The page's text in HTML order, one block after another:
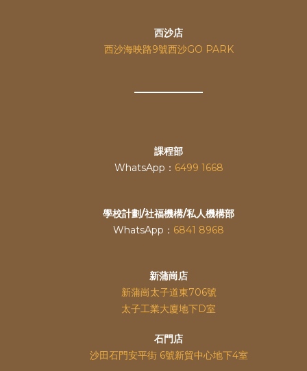
西沙店
西沙海映路9號西沙GO PARK
課程部
WhatsApp： 6499 1668
學校計劃/社福機構/私人機構部
WhatsApp： 6841 8968
新蒲崗店
新蒲崗太子道東706號
太子工業大廈地下D室
石門店
沙田石門安平街 6號新貿中心地下4室